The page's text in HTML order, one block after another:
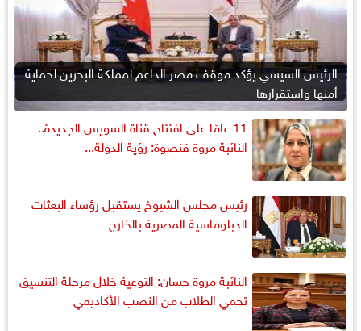
الرئيس السيسي يؤكد موقف مصر الداعم لمملكة البحرين لحماية
أمنها واستقرارها
11 عامًا على افتتاح قناة السويس الجديدة..
النائبة مروة قنصوة: رؤية الدولة...
رئيس مجلس الشيوخ يستقبل رؤساء البعثات
الدبلوماسية المصرية بالخارج
النائبة مروة حسان: التوعية خلال مرحلة التنسيق
تحمي الطلاب من النصب الأكاديمي